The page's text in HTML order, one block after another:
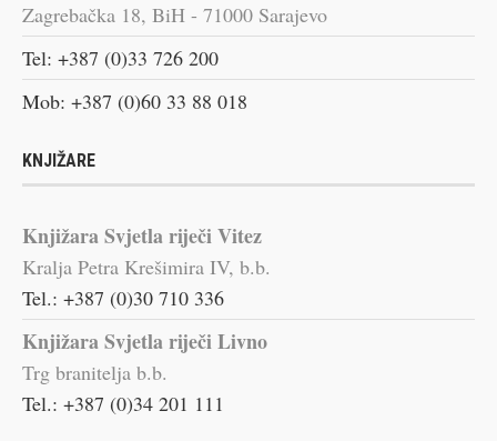
Zagrebačka 18, BiH - 71000 Sarajevo
Tel: +387 (0)33 726 200
Mob: +387 (0)60 33 88 018
KNJIŽARE
Knjižara Svjetla riječi Vitez
Kralja Petra Krešimira IV, b.b.
Tel.: +387 (0)30 710 336
Knjižara Svjetla riječi Livno
Trg branitelja b.b.
Tel.: +387 (0)34 201 111